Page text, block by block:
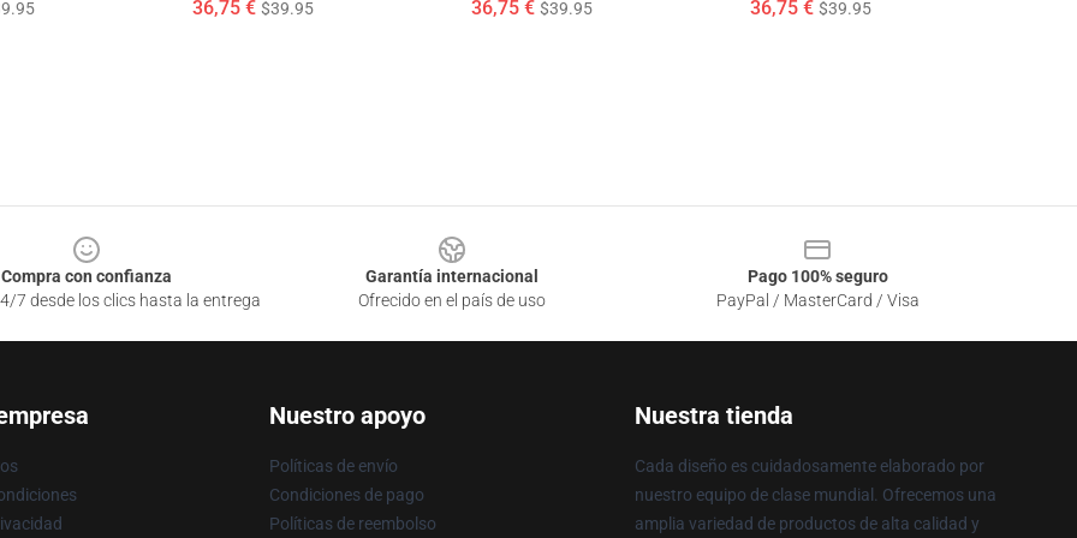
36,75 € $39.95 36,75 € $39.95 36,75 € $39.95
Compra con confianza
7 desde los clics hasta la entrega
Garantía internacional
Ofrecido en el país de uso
Pago 100% seguro
PayPal / MasterCard / Visa
Nuestro apoyo
Políticas de envío
Condiciones de pago
Políticas de reembolso
Nuestra tienda
Cada diseño es cuidadosamente elaborado por
nuestro equipo de clase mundial. Ofrecemos una
amplia variedad de productos de alta calidad y